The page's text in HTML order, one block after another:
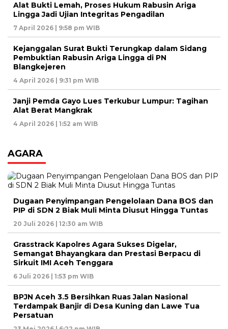
Alat Bukti Lemah, Proses Hukum Rabusin Ariga
Lingga Jadi Ujian Integritas Pengadilan
7 April 2026 | 9:58 pm WIB
Kejanggalan Surat Bukti Terungkap dalam Sidang
Pembuktian Rabusin Ariga Lingga di PN
Blangkejeren
4 April 2026 | 9:31 pm WIB
Janji Pemda Gayo Lues Terkubur Lumpur: Tagihan
Alat Berat Mangkrak
4 April 2026 | 1:52 am WIB
AGARA
Dugaan Penyimpangan Pengelolaan Dana BOS dan
PIP di SDN 2 Biak Muli Minta Diusut Hingga Tuntas
20 Juli 2026 | 12:30 am WIB
Grasstrack Kapolres Agara Sukses Digelar,
Semangat Bhayangkara dan Prestasi Berpacu di
Sirkuit IMI Aceh Tenggara
6 Juli 2026 | 1:53 pm WIB
BPJN Aceh 3.5 Bersihkan Ruas Jalan Nasional
Terdampak Banjir di Desa Kuning dan Lawe Tua
Persatuan